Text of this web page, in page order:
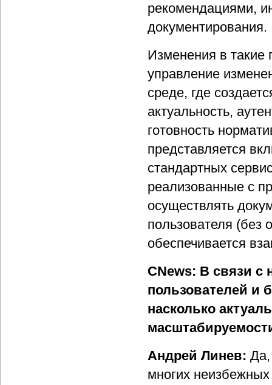
рекомендациями,
документирования.
Изменения в такие
управление
среде, где
актуальность,
готовность
представляется
стандартных
реализованные с
осуществлять
пользователя (без
обеспечивается
CNews: В связи
пользователей и
насколько
Андрей Линев: Да,
многих неизбежных